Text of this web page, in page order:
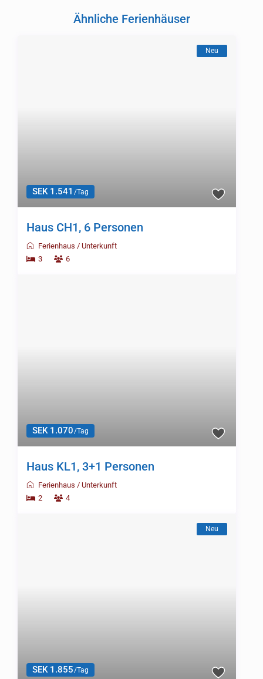
Ähnliche Ferienhäuser
SEK 1.541 /Tag
Neu
Haus CH1, 6 Personen
Ferienhaus /Unterkunft
3
6
SEK 1.070/Tag
Haus KL1, 3+1 Personen
Ferienhaus /Unterkunft
2
4
SEK 1.855/Tag
Neu